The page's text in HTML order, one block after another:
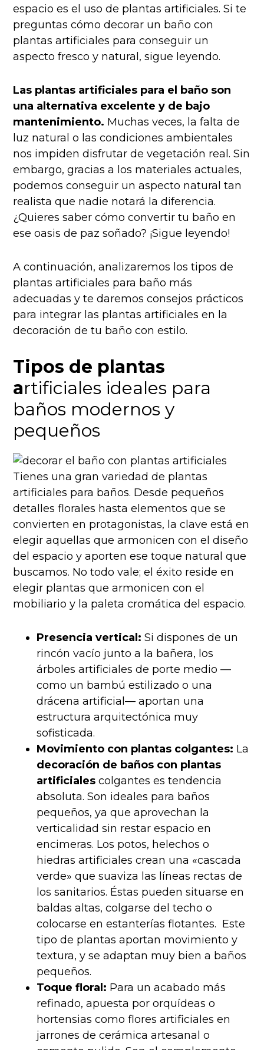
espacio es el uso de plantas artificiales. Si te
preguntas cómo decorar un baño con
plantas artificiales para conseguir un
aspecto fresco y natural, sigue leyendo.
Las plantas artificiales para el baño son
una alternativa excelente y de bajo
mantenimiento. Muchas veces, la falta de
luz natural o las condiciones ambientales
nos impiden disfrutar de vegetación real. Sin
embargo, gracias a los materiales actuales,
podemos conseguir un aspecto natural tan
realista que nadie notará la diferencia.
¿Quieres saber cómo convertir tu baño en
ese oasis de paz soñado? ¡Sigue leyendo!
A continuación, analizaremos los tipos de
plantas artificiales para baño más
adecuadas y te daremos consejos prácticos
para integrar las plantas artificiales en la
decoración de tu baño con estilo.
Tipos de plantas
artificiales ideales para
baños modernos y
pequeños
Tienes una gran variedad de plantas
artificiales para baños. Desde pequeños
detalles florales hasta elementos que se
convierten en protagonistas, la clave está en
elegir aquellas que armonicen con el diseño
del espacio y aporten ese toque natural que
buscamos. No todo vale; el éxito reside en
elegir plantas que armonicen con el
mobiliario y la paleta cromática del espacio.
Presencia vertical: Si dispones de un
rincón vacío junto a la bañera, los
árboles artificiales de porte medio —
como un bambú estilizado o una
drácena artificial— aportan una
estructura arquitectónica muy
sofisticada.
Movimiento con plantas colgantes: La
decoración de baños con plantas
artificiales colgantes es tendencia
absoluta. Son ideales para baños
pequeños, ya que aprovechan la
verticalidad sin restar espacio en
encimeras. Los potos, helechos o
hiedras artificiales crean una «cascada
verde» que suaviza las líneas rectas de
los sanitarios. Éstas pueden situarse en
baldas altas, colgarse del techo o
colocarse en estanterías flotantes. Este
tipo de plantas aportan movimiento y
textura, y se adaptan muy bien a baños
pequeños.
Toque floral: Para un acabado más
refinado, apuesta por orquídeas o
hortensias como flores artificiales en
jarrones de cerámica artesanal o